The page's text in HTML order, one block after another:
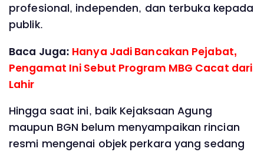
profesional, independen, dan terbuka kepada
publik.
Baca Juga: Hanya Jadi Bancakan Pejabat,
Pengamat Ini Sebut Program MBG Cacat dari
Lahir
Hingga saat ini, baik Kejaksaan Agung
maupun BGN belum menyampaikan rincian
resmi mengenai objek perkara yang sedang